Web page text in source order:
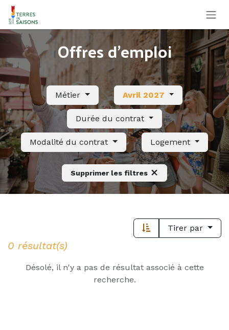
Se rendre au contenu
Offres d'emploi
Métier Avril 2027
Durée du contrat
Modalité du contrat Logement
Supprimer les filtres
Tirer par
0 résultat(s)
Désolé, il n'y a pas de résultat associé à cette
recherche.